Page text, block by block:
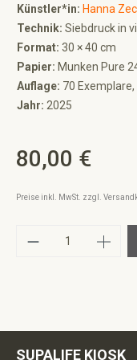
Künstler*in: Hanna
Technik: Siebdruck in
Format: 30 × 40 cm
Papier: Munken Pure
Auflage: 70
Jahr: 2025
Regulärer Preis:
80,00 €
Preise inkl. MwSt. zzgl.
Produkt
SUPALIFE KIOSK